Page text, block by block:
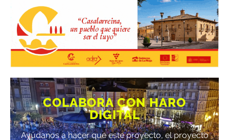
COLABORA CON HARO
DIGITAL
Ayúdanos a hacer que este proyecto, el proyecto